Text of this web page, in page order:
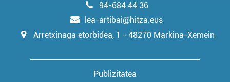
94-684 44 36
lea-artibai@hitza.eus
Arretxinaga etorbidea, 1 - 48270 Markina-Xemein
Publizitatea